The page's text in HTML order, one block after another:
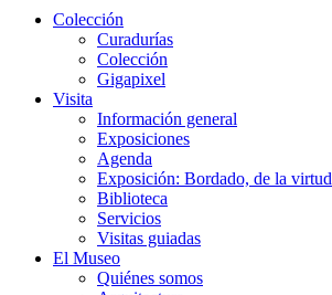
Colección
Curadurías
Colección
Gigapixel
Visita
Información general
Exposiciones
Agenda
Exposición: Bordado, de la virtud
Biblioteca
Servicios
Visitas guiadas
El Museo
Quiénes somos